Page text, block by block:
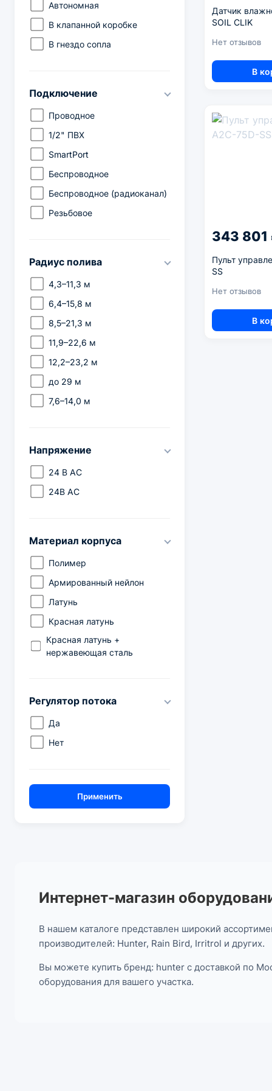
600
800
801
1201
Автономная
В клапанной коробке
В гнездо сопла
Подключение
Проводное
1/2" ПВХ
SmartPort
Беспроводное
Беспроводное (радиоканал)
Резьбовое
Радиус полива
4,3–11,3 м
6,4–15,8 м
8,5–21,3 м
11,9–22,6 м
12,2–23,2 м
до 29 м
7,6–14,0 м
Напряжение
24 В AC
24В AC
Материал корпуса
Полимер
Армированный нейлон
Латунь
Красная латунь
Красная латунь +
нержавеющая сталь
Регулятор потока
Да
Нет
Применить
Датчик
SOIL CLIK
Нет отзывов
В
343 801
Пульт
SS
Нет отзывов
В
Интернет-магазин
В нашем каталоге представлен широкий
производителей: Hunter, Rain Bird, Irritrol и других.
Вы можете купить бренд: hunter с доставкой по
оборудования для вашего участка.